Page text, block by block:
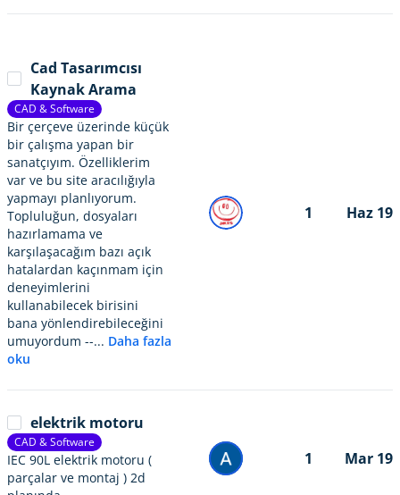
Cad Tasarımcısı
Kaynak Arama
CAD & Software
Bir çerçeve üzerinde küçük
bir çalışma yapan bir
sanatçıyım. Özelliklerim
var ve bu site aracılığıyla
yapmayı planlıyorum.
Topluluğun, dosyaları
hazırlamama ve
karşılaşacağım bazı açık
hatalardan kaçınmam için
deneyimlerini
kullanabilecek birisini
bana yönlendirebileceğini
umuyordum --... Daha fazla
oku
1 Haz 19
elektrik motoru
CAD & Software
IEC 90L elektrik motoru (
parçalar ve montaj ) 2d
1 Mar 19